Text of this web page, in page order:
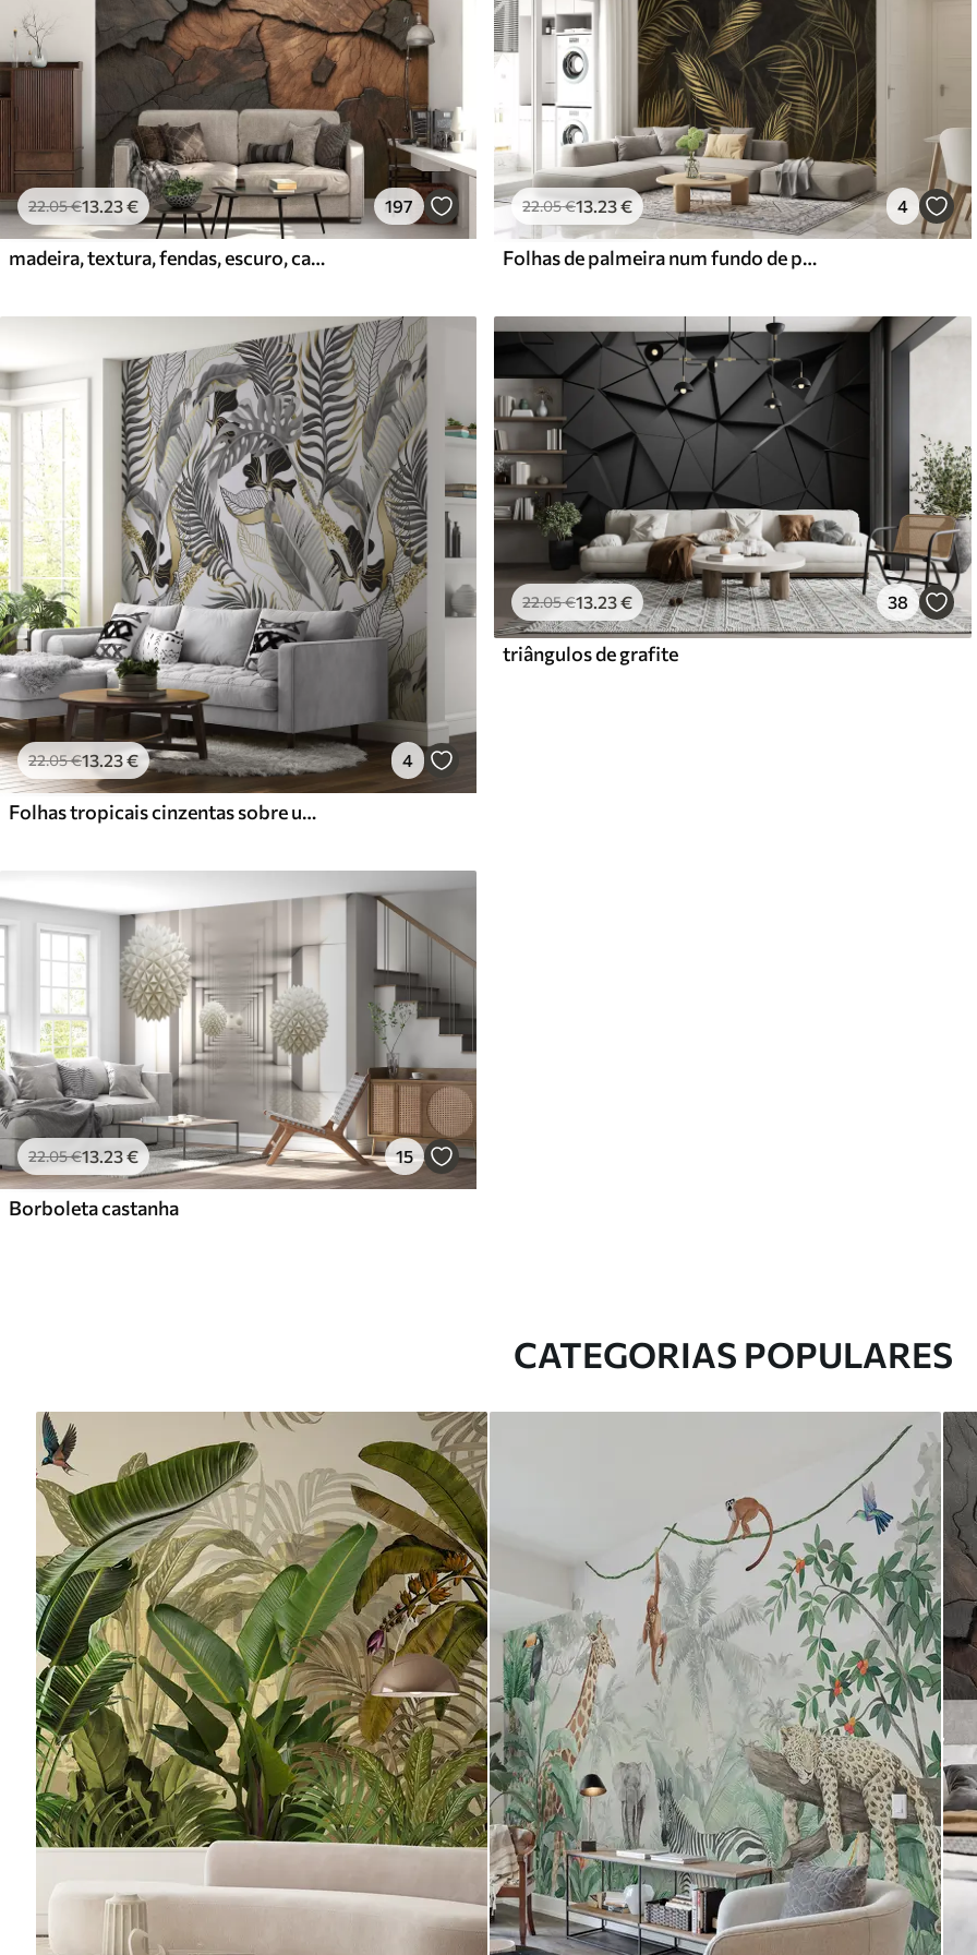
22.05€13.23€ 197
madeira, textura, fendas, escuro, casca, superfície
22.05€13.23€ 4
Folhas de palmeira num fundo de parede preto
22.05€13.23€ 4
Folhas tropicais cinzentas sobre um fundo branco
22.05€13 .23€ 38
triângulos de grafite
22.05€13.23€ 15
Borboleta castanha
CATEGORIAS POPULARES